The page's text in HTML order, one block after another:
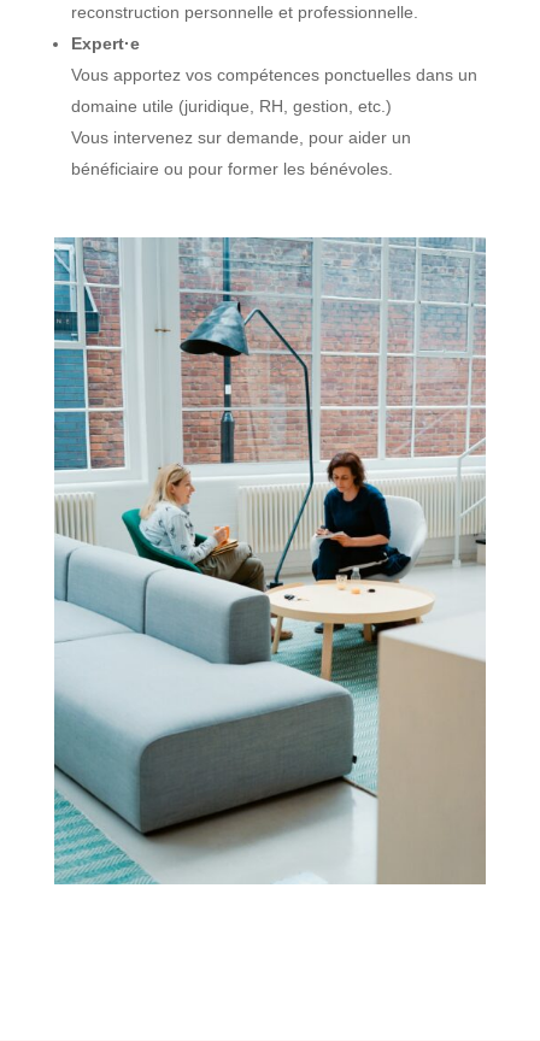
reconstruction personnelle et professionnelle.
Expert·e
Vous apportez vos compétences ponctuelles dans un
domaine utile (juridique, RH, gestion, etc.)
Vous intervenez sur demande, pour aider un
bénéficiaire ou pour former les bénévoles.